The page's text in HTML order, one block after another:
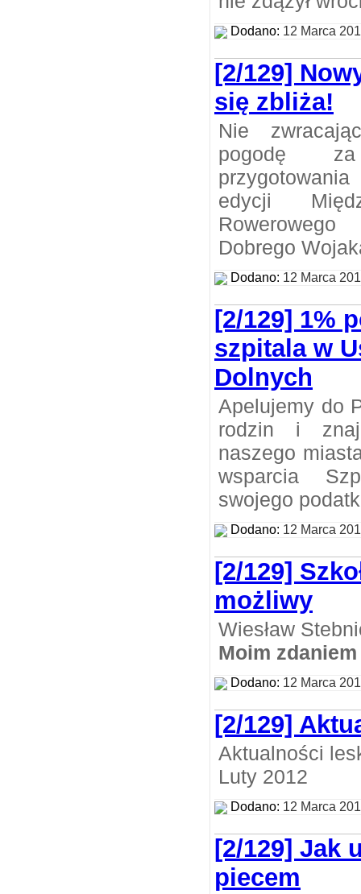
Dodano: 12 Marca
[2/129]
się zbliża!
Nie
pogodę
edycji
Dobrego
Dodano: 12 Marca
[2/129] 1%
szpitala w
Dolnych
Apelujemy do
rodzin i
naszego
wsparcia
swojego
Dodano: 12 Marca
[2/129]
możliwy
Wiesław
Moim zdaniem
Dodano: 12 Marca
[2/129]
Aktualności
Luty 2012
Dodano: 12 Marca
[2/129] Jak
piecem